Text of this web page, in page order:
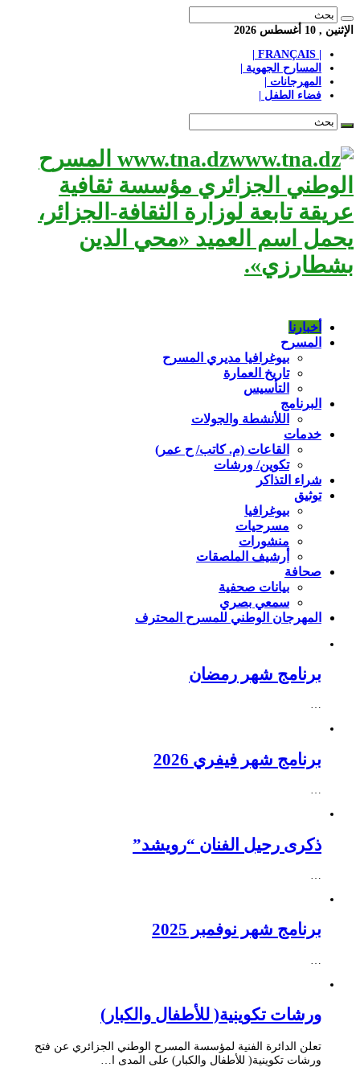
الإثنين , 10 أغسطس 2026
المسارح الجهوية |
المهرجانات |
فضاء الطفل |
www.tna.dz المسرح
الوطني الجزائري مؤسسة ثقافية
عريقة تابعة لوزارة الثقافة-الجزائر،
يحمل اسم العميد «محي الدين
بشطارزي».
أخبارنا
المسرح
بيوغرافيا مديري المسرح
تاريخ العمارة
التأسيس
البرنامج
اللأنشطة والجولات
خدمات
القاعات (م. كاتب/ ح عمر)
تكوين/ ورشات
شراء التذاكر
توثيق
بيوغرافيا
مسرحيات
منشورات
أرشيف الملصقات
صحافة
بيانات صحفية
سمعي بصري
المهرجان الوطني للمسرح المحترف
برنامج شهر رمضان
…
برنامج شهر فيفري 2026
…
ذكرى رحيل الفنان “رويشد”
…
برنامج شهر نوفمبر 2025
ورشات تكوينية( للأطفال والكبار)
تعلن الدائرة الفنية لمؤسسة المسرح الوطني الجزائري عن فتح
ورشات تكوينية( للأطفال والكبار) على المدى ا…